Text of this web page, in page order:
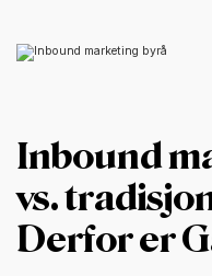
Inbound
vs.
Derfor er